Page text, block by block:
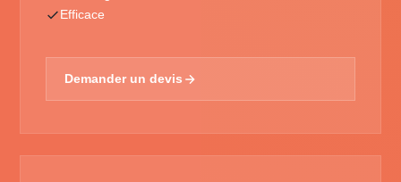
Efficace
Demander un devis